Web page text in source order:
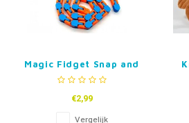
Magic Fidget Snap and
click tracks
€2,99
Vergelijk